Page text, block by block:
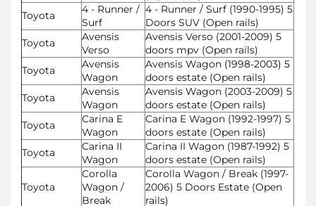
Toyota
4 - Runner /
Surf
4 - Runner / Surf (1990-1995) 5
Doors SUV (Open rails)
Toyota
Avensis
Verso
Avensis Verso (2001-2009) 5
doors mpv (Open rails)
Toyota
Avensis
Wagon
Avensis Wagon (1998-2003) 5
doors estate (Open rails)
Toyota
Avensis
Wagon
Avensis Wagon (2003-2009) 5
doors estate (Open rails)
Toyota
Carina E
Wagon
Carina E Wagon (1992-1997) 5
doors estate (Open rails)
Toyota
Carina II
Wagon
Carina II Wagon (1987-1992) 5
doors estate (Open rails)
Toyota
Corolla
Wagon /
Break
Corolla Wagon / Break (1997-
2006) 5 Doors Estate (Open
rails)